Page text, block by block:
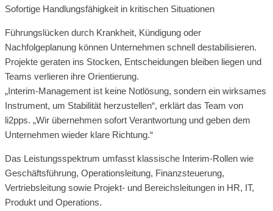
Sofortige Handlungsfähigkeit in kritischen Situationen
Führungslücken durch Krankheit, Kündigung oder
Nachfolgeplanung können Unternehmen schnell destabilisieren.
Projekte geraten ins Stocken, Entscheidungen bleiben liegen und
Teams verlieren ihre Orientierung.
„Interim-Management ist keine Notlösung, sondern ein wirksames
Instrument, um Stabilität herzustellen“, erklärt das Team von
li2pps. „Wir übernehmen sofort Verantwortung und geben dem
Unternehmen wieder klare Richtung.“
Das Leistungsspektrum umfasst klassische Interim-Rollen wie
Geschäftsführung, Operationsleitung, Finanzsteuerung,
Vertriebsleitung sowie Projekt- und Bereichsleitungen in HR, IT,
Produkt und Operations.